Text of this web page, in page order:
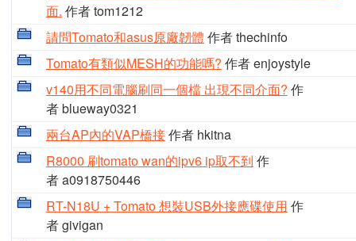
面. 作者 tom1212
請問Tomato和asus原廠韌體 作者 thechinfo
Tomato有類似MESH的功能嗎? 作者 enjoystyle
v140用不同電腦刷同一個檔 出現不同介面? 作
者 blueway0321
兩台AP內的VAP橋接作者 hkitna
R8000 刷tomato wan的ipv6 ip取不到 作
者 a0918750446
RT-N18U + Tomato 想裝USB外接應碟使用 作
者 givigan